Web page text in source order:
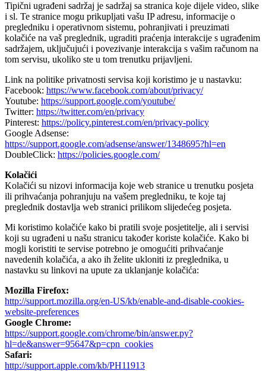
Tipični ugrađeni sadržaj je sadržaj sa stranica koje dijele video, slike
i sl. Te stranice mogu prikupljati vašu IP adresu, informacije o
pregledniku i operativnom sistemu, pohranjivati i preuzimati
kolačiće na vaš preglednik, ugraditi praćenja interakcije s ugrađenim
sadržajem, uključujući i povezivanje interakcija s vašim računom na
tom servisu, ukoliko ste u tom trenutku prijavljeni.
Link na politike privatnosti servisa koji koristimo je u nastavku:
Facebook: https://www.facebook.com/about/privacy/
Youtube: https://support.google.com/youtube/
Twitter: https://twitter.com/en/privacy
Pinterest: https://policy.pinterest.com/en/privacy-policy
Google Adsense:
https://support.google.com/adsense/answer/1348695?hl=en
DoubleClick: https://policies.google.com/
Kolačići
Kolačići su nizovi informacija koje web stranice u trenutku posjeta
ili prihvaćanja pohranjuju na vašem pregledniku, te koje taj
preglednik dostavlja web stranici prilikom slijedećeg posjeta.
Mi koristimo kolačiće kako bi pratili svoje posjetitelje, ali i servisi
koji su ugrađeni u našu stranicu također koriste kolačiće. Kako bi
mogli koristiti te servise potrebno je omogućiti prihvaćanje
navedenih kolačića, a ako ih želite ukloniti iz preglednika, u
nastavku su linkovi na upute za uklanjanje kolačića:
Mozilla Firefox:
http://support.mozilla.org/en-US/kb/enable-and-disable-cookies-
website-preferences
Google Chrome:
https://support.google.com/chrome/bin/answer.py?
hl=de&answer=95647&p=cpn_cookies
Safari:
http://support.apple.com/kb/PH11913